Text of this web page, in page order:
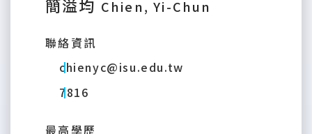
簡溢均 Chien, Yi-Chun
聯絡資訊
chienyc@isu.edu.tw
7816
最高學歷